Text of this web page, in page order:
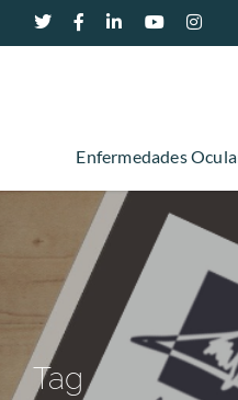
Enfermedades
Tag